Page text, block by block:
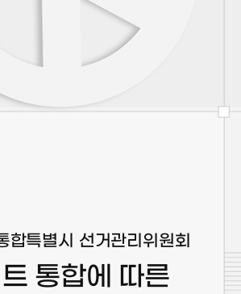
합특별시 선거관리위원회
통합에 따른